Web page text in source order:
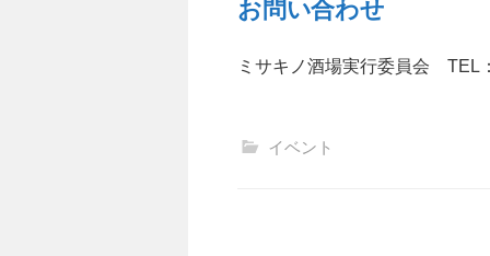
お問い合わせ
ミサキノ酒場実行委員会 TEL
イベント